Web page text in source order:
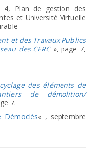
4, Plan de gestion des
et Université Virtuelle
et des Travaux Publics
des CERC », page 7,
des éléments de
de démolition/
7.
Démoclès« , septembre